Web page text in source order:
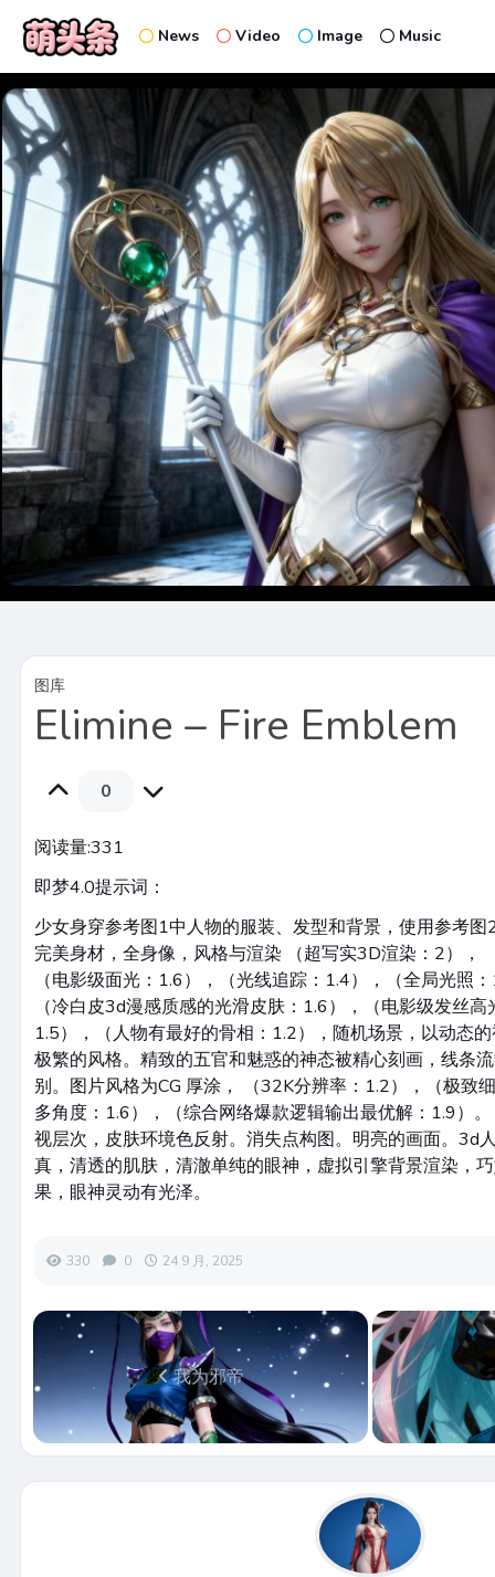
News Video Image Music
图库
Elimine – Fire Emblem
0
阅读量:331
即梦4.0提示词：
少女身穿参考图1中人物的服装、发型和背景，使用参考
完美身材，全身像，风格与渲染 （超写实3D渲染：2），
（电影级面光：1.6），（光线追踪：1.4），（全局光照
（冷白皮3d漫感质感的光滑皮肤：1.6），（电影级发丝
1.5），（人物有最好的骨相：1.2），随机场景，以动态
极繁的风格。精致的五官和魅惑的神态被精心刻画，线条
别。图片风格为CG 厚涂， （32K分辨率：1.2），（极致
多角度：1.6），（综合网络爆款逻辑输出最优解：1.9）
视层次，皮肤环境色反射。消失点构图。明亮的画面。3d
真，清透的肌肤，清澈单纯的眼神，虚拟引擎背景渲染，
果，眼神灵动有光泽。
330 0 24 9 月, 2025
我为邪帝